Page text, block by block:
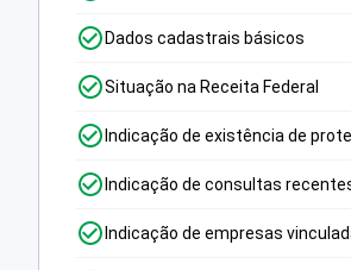
Dados cadastrais básicos
Situação na Receita Federal
Indicação de existência de
Indicação de consultas
Indicação de empresas